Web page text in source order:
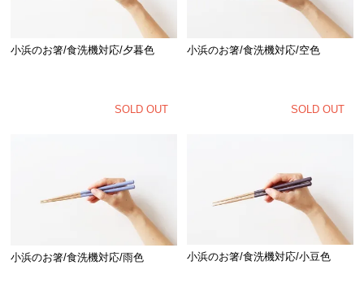
小浜のお箸/食洗機対応/夕暮色
SOLD OUT
小浜のお箸/食洗機対応/空色
SOLD OUT
小浜のお箸/食洗機対応/雨色 小浜のお箸/食洗機対応/小豆色